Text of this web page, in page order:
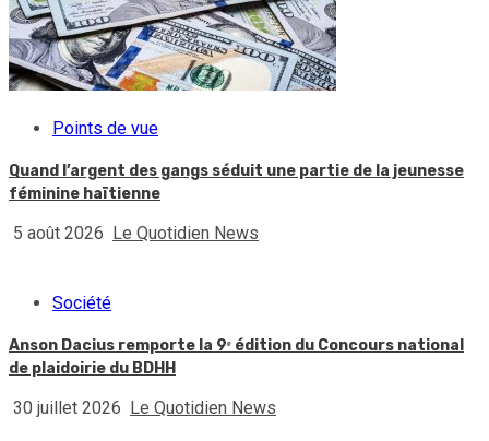
Points de vue
Quand l’argent des gangs séduit une partie de la jeunesse
féminine haïtienne
5 août 2026 Le Quotidien News
Société
Anson Dacius remporte la 9ᵉ édition du Concours national
de plaidoirie du BDHH
30 juillet 2026 Le Quotidien News